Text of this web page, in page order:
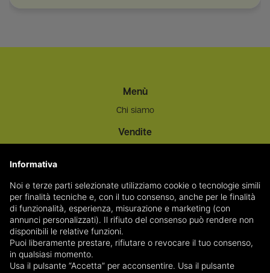
Menù
Chi siamo
Vendite
Contatti
Indirizzo:Via Liguria 96 | UDINE 33100 - UD
Tel: 0432/566081
Email:
venditeprivate@coveg.it
Informativa
Noi e terze parti selezionate utilizziamo cookie o tecnologie simili
per finalità tecniche e, con il tuo consenso, anche per le finalità
di funzionalità, esperienza, misurazione e marketing (con
annunci personalizzati). Il rifiuto del consenso può rendere non
disponibili le relative funzioni.
Puoi liberamente prestare, rifiutare o revocare il tuo consenso,
in qualsiasi momento.
Usa il pulsante “Accetta” per acconsentire. Usa il pulsante